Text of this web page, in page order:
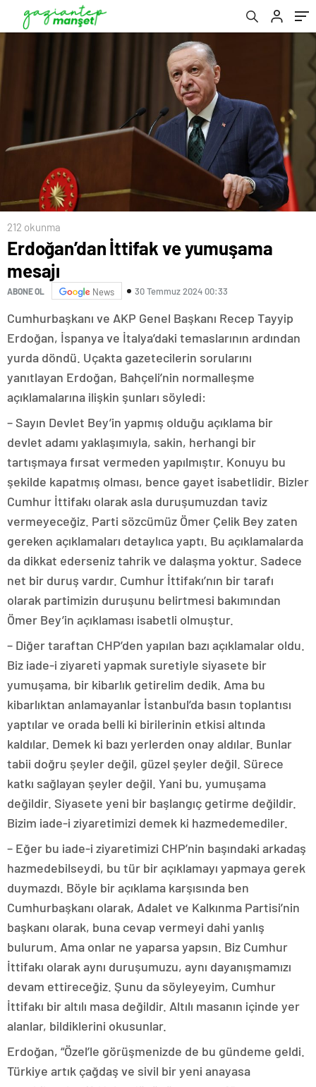
212 okunma
Erdoğan’dan İttifak ve yumuşama
mesajı
ABONE OL News 30 Temmuz 2024 00:33
Cumhurbaşkanı ve AKP Genel Başkanı Recep Tayyip
Erdoğan, İspanya ve İtalya’daki temaslarının ardından
yurda döndü. Uçakta gazetecilerin sorularını
yanıtlayan Erdoğan, Bahçeli’nin normalleşme
açıklamalarına ilişkin şunları söyledi:
– Sayın Devlet Bey’in yapmış olduğu açıklama bir
devlet adamı yaklaşımıyla, sakin, herhangi bir
tartışmaya fırsat vermeden yapılmıştır. Konuyu bu
şekilde kapatmış olması, bence gayet isabetlidir. Bizler
Cumhur İttifakı olarak asla duruşumuzdan taviz
vermeyeceğiz. Parti sözcümüz Ömer Çelik Bey zaten
gereken açıklamaları detaylıca yaptı. Bu açıklamalarda
da dikkat ederseniz tahrik ve dalaşma yoktur. Sadece
net bir duruş vardır. Cumhur İttifakı’nın bir tarafı
olarak partimizin duruşunu belirtmesi bakımından
Ömer Bey’in açıklaması isabetli olmuştur.
– Diğer taraftan CHP’den yapılan bazı açıklamalar oldu.
Biz iade-i ziyareti yapmak suretiyle siyasete bir
yumuşama, bir kibarlık getirelim dedik. Ama bu
kibarlıktan anlamayanlar İstanbul’da basın toplantısı
yaptılar ve orada belli ki birilerinin etkisi altında
kaldılar. Demek ki bazı yerlerden onay aldılar. Bunlar
tabii doğru şeyler değil, güzel şeyler değil. Sürece
katkı sağlayan şeyler değil. Yani bu, yumuşama
değildir. Siyasete yeni bir başlangıç getirme değildir.
Bizim iade-i ziyaretimizi demek ki hazmedemediler.
– Eğer bu iade-i ziyaretimizi CHP’nin başındaki arkadaş
hazmedebilseydi, bu tür bir açıklamayı yapmaya gerek
duymazdı. Böyle bir açıklama karşısında ben
Cumhurbaşkanı olarak, Adalet ve Kalkınma Partisi’nin
başkanı olarak, buna cevap vermeyi dahi yanlış
bulurum. Ama onlar ne yaparsa yapsın. Biz Cumhur
İttifakı olarak aynı duruşumuzu, aynı dayanışmamızı
devam ettireceğiz. Şunu da söyleyeyim, Cumhur
İttifakı bir altılı masa değildir. Altılı masanın içinde yer
alanlar, bildiklerini okusunlar.
Erdoğan, “Özel’le görüşmenizde de bu gündeme geldi.
Türkiye artık çağdaş ve sivil bir yeni anayasa